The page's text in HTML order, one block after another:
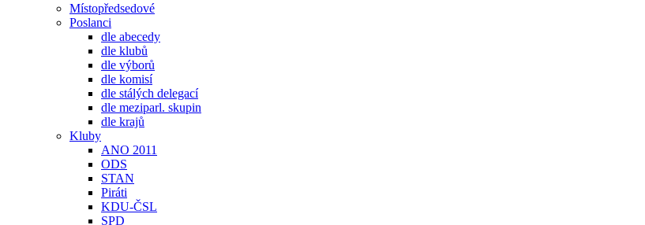
Místopředsedové
Poslanci
dle abecedy
dle klubů
dle výborů
dle komisí
dle stálých delegací
dle meziparl. skupin
dle krajů
Kluby
ANO 2011
ODS
STAN
Piráti
KDU-ČSL
SPD